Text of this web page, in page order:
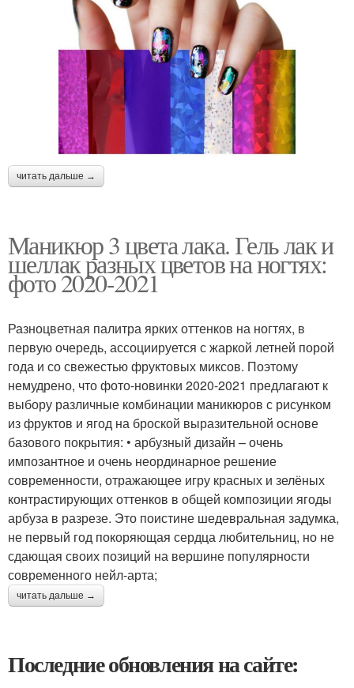
читать дальше →
Маникюр 3 цвета лака. Гель лак и
шеллак разных цветов на ногтях:
фото 2020-2021
Разноцветная палитра ярких оттенков на ногтях, в
первую очередь, ассоциируется с жаркой летней порой
года и со свежестью фруктовых миксов. Поэтому
немудрено, что фото-новинки 2020-2021 предлагают к
выбору различные комбинации маникюров с рисунком
из фруктов и ягод на броской выразительной основе
базового покрытия: • арбузный дизайн – очень
импозантное и очень неординарное решение
современности, отражающее игру красных и зелёных
контрастирующих оттенков в общей композиции ягоды
арбуза в разрезе. Это поистине шедевральная задумка,
не первый год покоряющая сердца любительниц, но не
сдающая своих позиций на вершине популярности
современного нейл-арта;
читать дальше →
Последние обновления на сайте: